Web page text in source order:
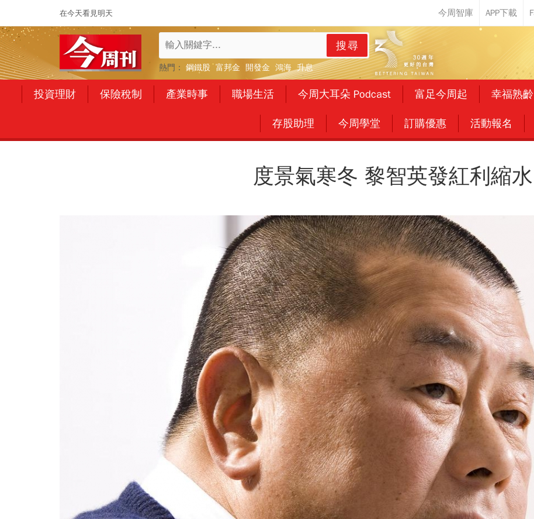
在今天看見明天
搜尋
熱門： 鋼鐵股 富邦金 開發金 鴻海 升息
投資理財 保險稅制 產業時事 職場生活 今周大耳朵 Podcast 富足今周起 幸福熟齡
存股助理 今周學堂 訂購優惠 活動報名
度景氣寒冬 黎智英發紅利縮水